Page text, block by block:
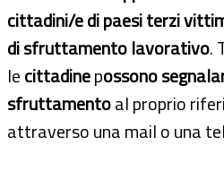
cittadini/e di paesi terzi
di sfruttamento lavorativo.
lecittadinepossono
sfruttamentoal proprio
attraverso una mail o una